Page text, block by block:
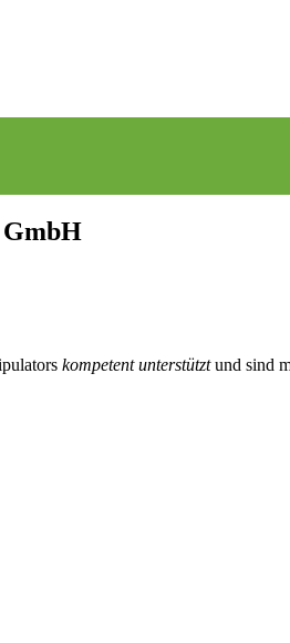
GmbH
kompetent unterstütztund sind